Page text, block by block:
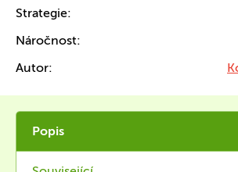
Strategie:
Náročnost:
Autor:
Popis